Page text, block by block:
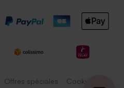
Offres spéciales Cookies